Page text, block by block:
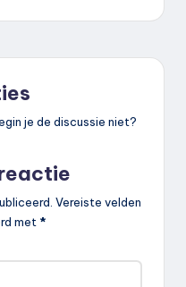
je de discussie niet?
Vereiste velden
met *